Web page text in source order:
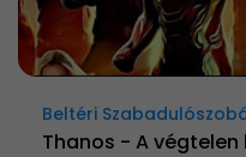
Beltéri
Thanos - A